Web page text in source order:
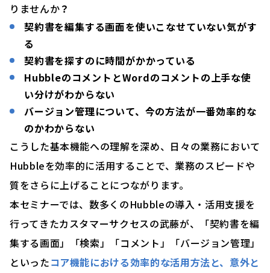
りませんか？
契約書を編集する画面を使いこなせていない気がす
る
契約書を探すのに時間がかかっている
HubbleのコメントとWordのコメントの上手な使
い分けがわからない
バージョン管理について、今の方法が一番効率的な
のかわからない
こうした基本機能への理解を深め、日々の業務において
Hubbleを効率的に活用することで、業務のスピードや
質をさらに上げることにつながります。
本セミナーでは、数多くのHubbleの導入・活用支援を
行ってきたカスタマーサクセスの武藤が、
「契約書を編
集する画面」「検索」「コメント」「バージョン管理」
といったコア機能における効率的な活用方法と、意外と